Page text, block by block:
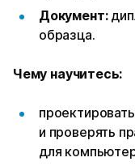
Документ:
образца.
Чему научитесь:
и проверять
для